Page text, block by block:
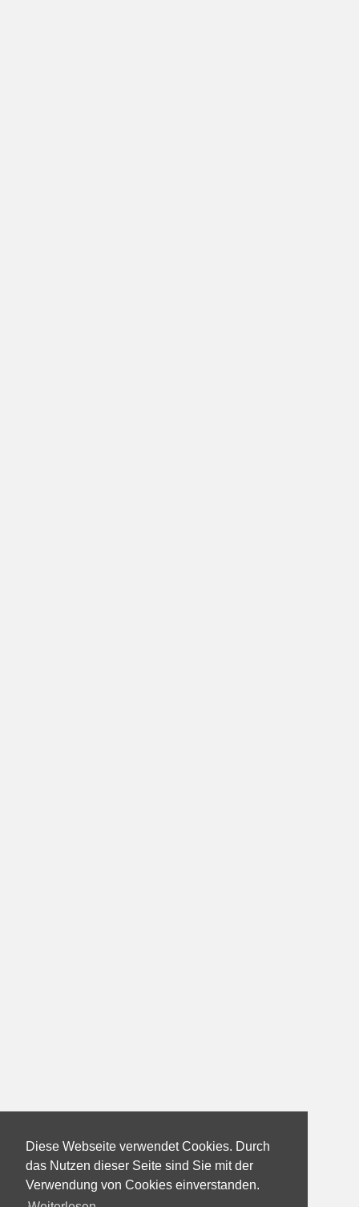
Diese Webseite verwendet Cookies. Durch
das Nutzen dieser Seite sind Sie mit der
Verwendung von Cookies einverstanden.